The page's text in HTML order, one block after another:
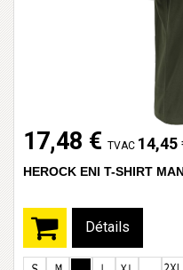
17,48 € TVAC 14,45
HEROCK ENI T-SHIRT
Détails